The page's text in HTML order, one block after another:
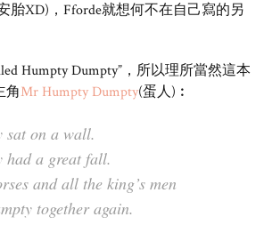
胎XD)，Fforde就想何不在自己寫的另
Humpty Dumpty”，所以理所當然這本
角Mr Humpty Dumpty(蛋人)︰
sat on a wall.
had a great fall.
and all the king’s men
together again.